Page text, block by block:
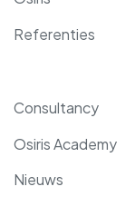
Referenties
Consultancy
Osiris Academy
Nieuws